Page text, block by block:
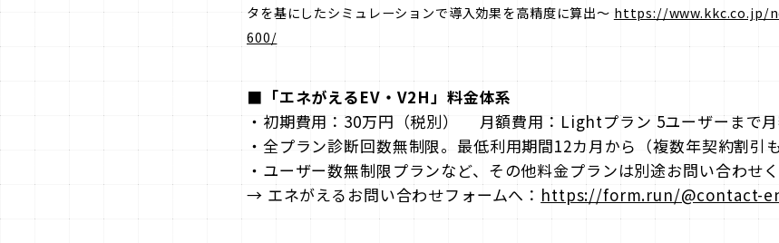
タを基にしたシミュレーションで導入効果を高精度に算出～ https://www.kkc.co.jp/
600/
■「エネがえるEV・V2H」料金体系
・初期費用：30万円（税別） 月額費用：Lightプラン 5ユーザーまで月
・全プラン診断回数無制限。最低利用期間12カ月から（複数年契約割引
・ユーザー数無制限プランなど、その他料金プランは別途お問い合わせく
→ エネがえるお問い合わせフォームへ： https://form.run/@contact-